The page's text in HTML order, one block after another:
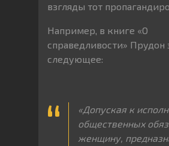
взгляды тот
Например, в книге «О
справедливости» Прудон
следующее:
«Допуская к
общественных
женщину,